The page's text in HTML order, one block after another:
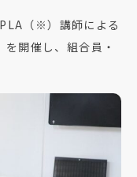
（※）講師による
開催し、組合員・